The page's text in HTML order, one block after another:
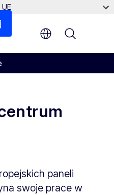
paneli
swoje prace w